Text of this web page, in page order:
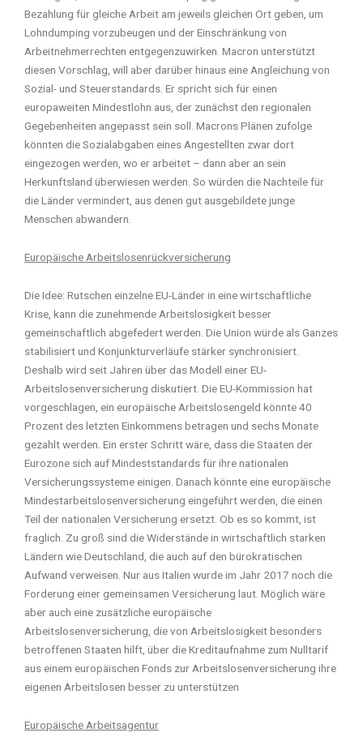
Bezahlung für gleiche Arbeit am jeweils gleichen Ort geben, um
Lohndumping vorzubeugen und der Einschränkung von
Arbeitnehmerrechten entgegenzuwirken. Macron unterstützt
diesen Vorschlag, will aber darüber hinaus eine Angleichung von
Sozial- und Steuerstandards. Er spricht sich für einen
europaweiten Mindestlohn aus, der zunächst den regionalen
Gegebenheiten angepasst sein soll. Macrons Plänen zufolge
könnten die Sozialabgaben eines Angestellten zwar dort
eingezogen werden, wo er arbeitet – dann aber an sein
Herkunftsland überwiesen werden. So würden die Nachteile für
die Länder vermindert, aus denen gut ausgebildete junge
Menschen abwandern.
Europäische Arbeitslosenrückversicherung
Die Idee: Rutschen einzelne EU-Länder in eine wirtschaftliche
Krise, kann die zunehmende Arbeitslosigkeit besser
gemeinschaftlich abgefedert werden. Die Union würde als Ganzes
stabilisiert und Konjunkturverläufe stärker synchronisiert.
Deshalb wird seit Jahren über das Modell einer EU-
Arbeitslosenversicherung diskutiert. Die EU-Kommission hat
vorgeschlagen, ein europäische Arbeitslosengeld könnte 40
Prozent des letzten Einkommens betragen und sechs Monate
gezahlt werden. Ein erster Schritt wäre, dass die Staaten der
Eurozone sich auf Mindeststandards für ihre nationalen
Versicherungssysteme einigen. Danach könnte eine europäische
Mindestarbeitslosenversicherung eingeführt werden, die einen
Teil der nationalen Versicherung ersetzt. Ob es so kommt, ist
fraglich. Zu groß sind die Widerstände in wirtschaftlich starken
Ländern wie Deutschland, die auch auf den bürokratischen
Aufwand verweisen. Nur aus Italien wurde im Jahr 2017 noch die
Forderung einer gemeinsamen Versicherung laut. Möglich wäre
aber auch eine zusätzliche europäische
Arbeitslosenversicherung, die von Arbeitslosigkeit besonders
betroffenen Staaten hilft, über die Kreditaufnahme zum Nulltarif
aus einem europäischen Fonds zur Arbeitslosenversicherung ihre
eigenen Arbeitslosen besser zu unterstützen
Europäische Arbeitsagentur